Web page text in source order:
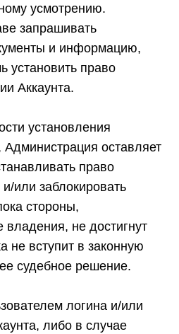
усмотрению.
запрашивать
и информацию,
установить право
Аккаунта.
установления
Администрация оставляет
право
или заблокировать
стороны,
не достигнут
не вступит в законную
судебное решение.
логина и/или
либо в случае